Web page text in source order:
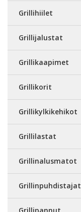
Grillihiilet
Grillijalustat
Grillikaapimet
Grillikorit
Grillikylkikehikot
Grillilastat
Grillinalusmatot
Grillinpuhdistajat
Grillipannut